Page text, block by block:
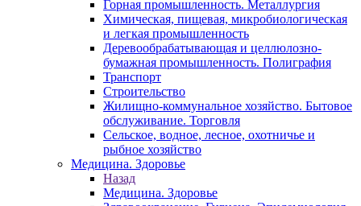
Горная промышленность. Металлургия
Химическая, пищевая, микробиологическая
и легкая промышленность
Деревообрабатывающая и целлюлозно-
бумажная промышленность. Полиграфия
Транспорт
Строительство
Жилищно-коммунальное хозяйство. Бытовое
обслуживание. Торговля
Сельское, водное, лесное, охотничье и
рыбное хозяйство
Медицина. Здоровье
Назад
Медицина. Здоровье